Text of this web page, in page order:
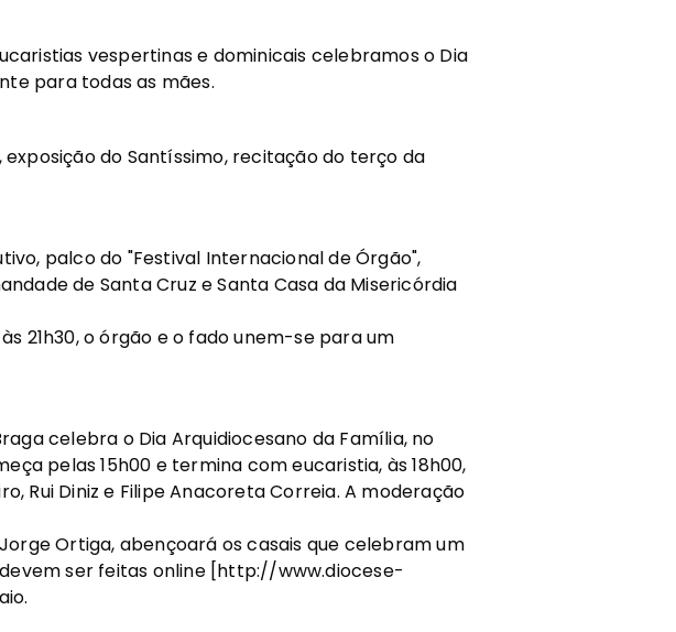
vespertinas e dominicais celebramos o Dia
para todas as mães.
exposição do Santíssimo, recitação do terço da
palco do "Festival Internacional de Órgão",
de Santa Cruz e Santa Casa da Misericórdia
21h30, o órgão e o fado unem-se para um
celebra o Dia Arquidiocesano da Família, no
pelas 15h00 e termina com eucaristia, às 18h00,
Rui Diniz e Filipe Anacoreta Correia. A moderação
Ortiga, abençoará os casais que celebram um
ser feitas online [http://www.diocese-